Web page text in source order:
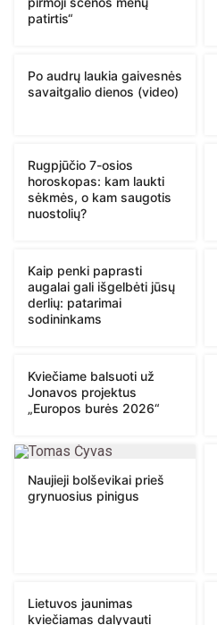
patirtis“
Po audrų laukia gaivesnės
savaitgalio dienos (video)
Rugpjūčio 7-osios
horoskopas: kam laukti
sėkmės, o kam saugotis
nuostolių?
Kaip penki paprasti
augalai gali išgelbėti jūsų
derlių: patarimai
sodininkams
Kviečiame balsuoti už
Jonavos projektus
„Europos burės 2026“
Naujieji bolševikai prieš
grynuosius pinigus
Lietuvos jaunimas
kviečiamas dalyvauti